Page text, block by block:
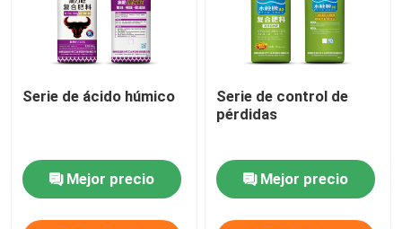
Serie de ácido húmico
Mejor precio
Serie de control de
pérdidas
Mejor precio